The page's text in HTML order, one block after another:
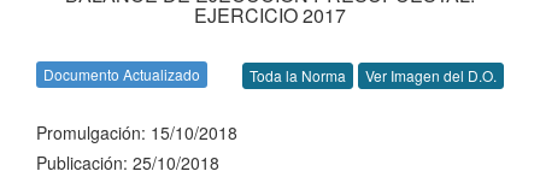
EJERCICIO 2017
Documento Actualizado Toda la Norma Ver Imagen del D.O.
Promulgación: 15/10/2018
Publicación: 25/10/2018